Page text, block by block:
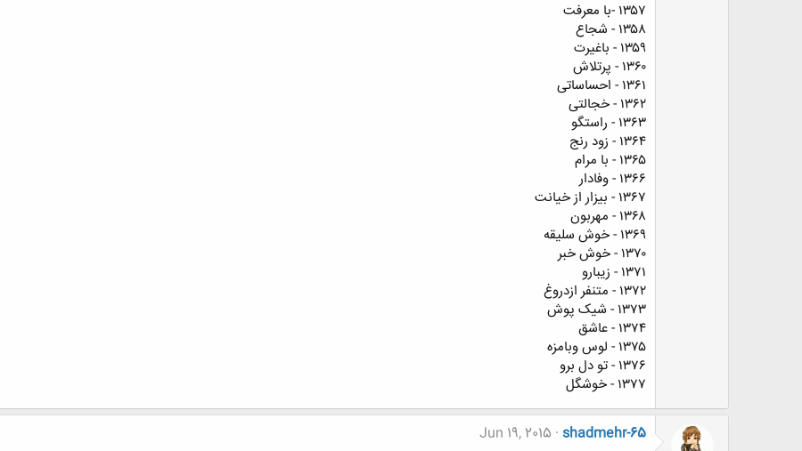
۱۳۵۷ -با معرفت
۱۳۵۸ - شجاع
۱۳۵۹ - باغیرت
۱۳۶۰ - پرتلاش
۱۳۶۱ - احساساتی
۱۳۶۲ - خجالتی
۱۳۶۳ - راستگو
۱۳۶۴ - زود رنج
۱۳۶۵ - با مرام
۱۳۶۶ - ﻭﻓﺎﺩﺍﺭ
۱۳۶۷ - بیزار از خیانت
۱۳۶۸ - ﻣﻬﺮﺑﻮﻥ
۱۳۶۹ - ﺧﻮﺵ ﺳﻠﯿﻘﻪ
۱۳۷۰ - خوش خبر
۱۳۷۱ - زیبارو
۱۳۷۲ - متنفر ازدروغ
۱۳۷۳ - شیک پوش
۱۳۷۴ - عاشق
۱۳۷۵ - ﻟﻮﺱ وبامزه
۱۳۷۶ - تو دل برو
۱۳۷۷ - ﺧﻮﺷﮕﻞ
shadmehr-65
Jun 19, 2015